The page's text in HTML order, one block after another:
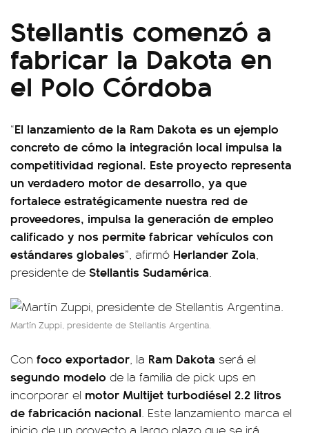
Stellantis comenzó a
fabricar la Dakota en
el Polo Córdoba
“El lanzamiento de la Ram Dakota es un ejemplo
concreto de cómo la integración local impulsa la
competitividad regional. Este proyecto representa
un verdadero motor de desarrollo, ya que
fortalece estratégicamente nuestra red de
proveedores, impulsa la generación de empleo
calificado y nos permite fabricar vehículos con
estándares globales”, afirmó Herlander Zola,
presidente de Stellantis Sudamérica.
Martín Zuppi, presidente de Stellantis Argentina.
Con foco exportador, la Ram Dakota será el
segundo modelo de la familia de pick ups en
incorporar el motor Multijet turbodiésel 2.2 litros
de fabricación nacional. Este lanzamiento marca el
inicio de un proyecto a largo plazo que se irá